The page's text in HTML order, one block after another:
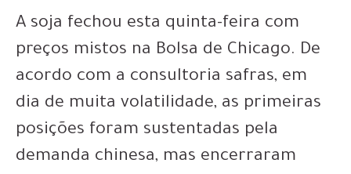
A soja fechou esta quinta-feira com
preços mistos na Bolsa de Chicago. De
acordo com a consultoria safras, em
dia de muita volatilidade, as primeiras
posições foram sustentadas pela
demanda chinesa, mas encerraram